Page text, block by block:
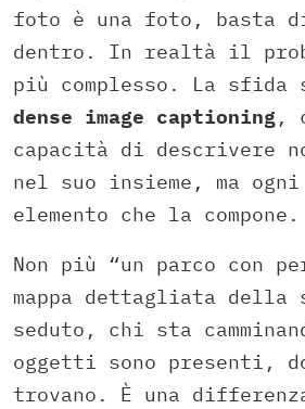
foto è una foto, basta
dentro. In realtà il
più complesso. La sfida
dense image captioning,
capacità di descrivere
nel suo insieme, ma
elemento che la compone.
Non più “un parco con
mappa dettagliata della
seduto, chi sta
oggetti sono presenti,
trovano. È una